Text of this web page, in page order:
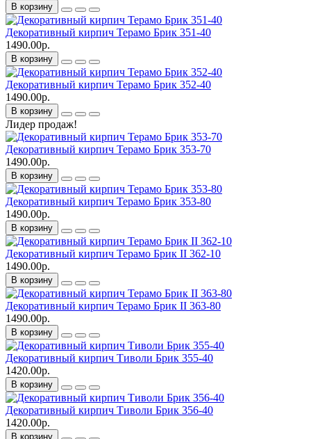
В корзину
Декоративный кирпич Терамо Брик 351-40
1490.00р.
В корзину
Декоративный кирпич Терамо Брик 352-40
1490.00р.
В корзину
Лидер продаж!
Декоративный кирпич Терамо Брик 353-70
1490.00р.
В корзину
Декоративный кирпич Терамо Брик 353-80
1490.00р.
В корзину
Декоративный кирпич Терамо Брик II 362-10
1490.00р.
В корзину
Декоративный кирпич Терамо Брик II 363-80
1490.00р.
В корзину
Декоративный кирпич Тиволи Брик 355-40
1420.00р.
В корзину
Декоративный кирпич Тиволи Брик 356-40
1420.00р.
В корзину